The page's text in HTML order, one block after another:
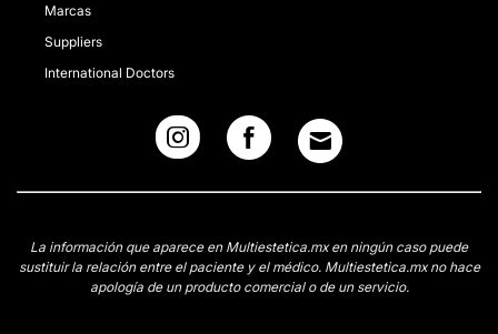
Marcas
Suppliers
International Doctors
La información que aparece en Multiestetica.mx en ningún caso puede
sustituir la relación entre el paciente y el médico. Multiestetica.mx no hace
apología de un producto comercial o de un servicio.